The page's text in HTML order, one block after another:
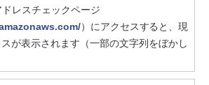
レスチェックページ
）にアクセスすると、現
が表示されます（一部の文字列をぼかし